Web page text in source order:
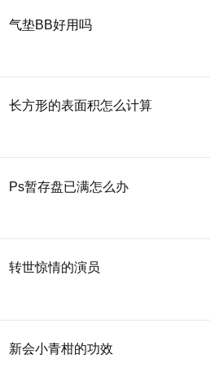
气垫BB好用吗
长方形的表面积怎么计算
Ps暂存盘已满怎么办
转世惊情的演员
新会小青柑的功效